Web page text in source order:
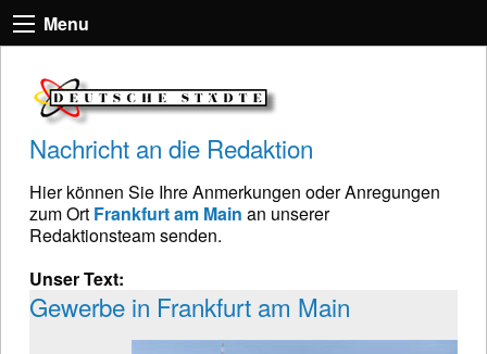
Menu
Nachricht an die Redaktion
Hier können Sie Ihre Anmerkungen oder Anregungen
zum Ort Frankfurt am Main an unserer
Redaktionsteam senden.
Unser Text:
Gewerbe in Frankfurt am Main